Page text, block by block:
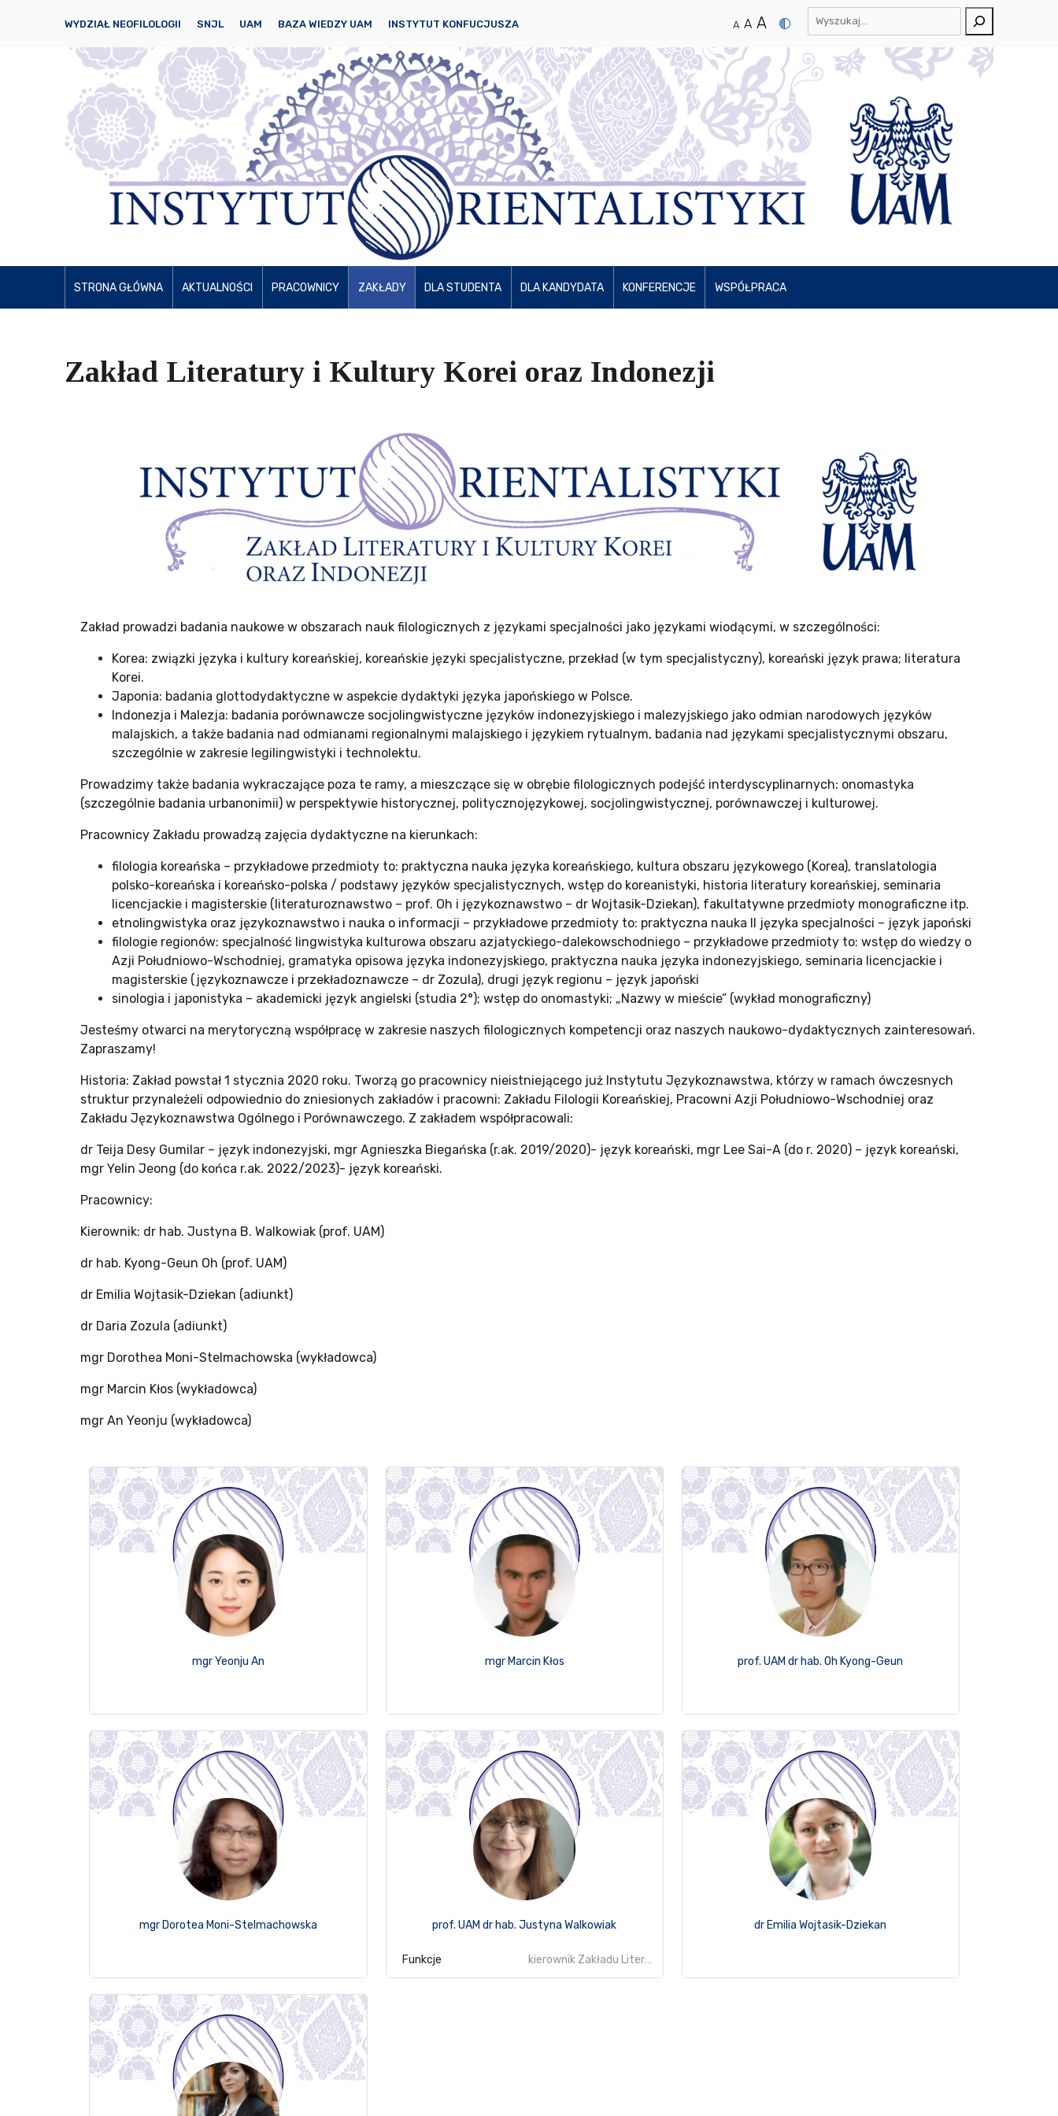
WYDZIAŁ NEOFILOLOGII SNJL UAM BAZA WIEDZY UAM INSTYTUT KONFUCJUSZA A A A
STRONA GŁÓWNA AKTUALNOŚCI PRACOWNICY ZAKŁADY DLA STUDENTA DLA KANDYDATA KONFERENCJE WSPÓŁPRACA
Zakład Literatury i Kultury Korei oraz Indonezji
Zakład prowadzi badania naukowe w obszarach nauk filologicznych z językami specjalności jako językami wiodącymi, w szczególności:
Korea: związki języka i kultury koreańskiej, koreańskie języki specjalistyczne, przekład (w tym specjalistyczny), koreański język prawa; literatura
Korei.
Japonia: badania glottodydaktyczne w aspekcie dydaktyki języka japońskiego w Polsce.
Indonezja i Malezja: badania porównawcze socjolingwistyczne języków indonezyjskiego i malezyjskiego jako odmian narodowych języków
malajskich, a także badania nad odmianami regionalnymi malajskiego i językiem rytualnym, badania nad językami specjalistycznymi obszaru,
szczególnie w zakresie legilingwistyki i technolektu.
Prowadzimy także badania wykraczające poza te ramy, a mieszczące się w obrębie filologicznych podejść interdyscyplinarnych: onomastyka
(szczególnie badania urbanonimii) w perspektywie historycznej, politycznojęzykowej, socjolingwistycznej, porównawczej i kulturowej.
Pracownicy Zakładu prowadzą zajęcia dydaktyczne na kierunkach:
filologia koreańska – przykładowe przedmioty to: praktyczna nauka języka koreańskiego, kultura obszaru językowego (Korea), translatologia
polsko-koreańska i koreańsko-polska / podstawy języków specjalistycznych, wstęp do koreanistyki, historia literatury koreańskiej, seminaria
licencjackie i magisterskie (literaturoznawstwo – prof. Oh i językoznawstwo – dr Wojtasik-Dziekan), fakultatywne przedmioty monograficzne itp.
etnolingwistyka oraz językoznawstwo i nauka o informacji – przykładowe przedmioty to: praktyczna nauka II języka specjalności – język japoński
filologie regionów: specjalność lingwistyka kulturowa obszaru azjatyckiego-dalekowschodniego – przykładowe przedmioty to: wstęp do wiedzy o
Azji Południowo-Wschodniej, gramatyka opisowa języka indonezyjskiego, praktyczna nauka języka indonezyjskiego, seminaria licencjackie i
magisterskie (językoznawcze i przekładoznawcze – dr Zozula), drugi język regionu – język japoński
sinologia i japonistyka – akademicki język angielski (studia 2°); wstęp do onomastyki; „Nazwy w mieście” (wykład monograficzny)
Jesteśmy otwarci na merytoryczną współpracę w zakresie naszych filologicznych kompetencji oraz naszych naukowo-dydaktycznych zainteresowań.
Zapraszamy!
Historia: Zakład powstał 1 stycznia 2020 roku. Tworzą go pracownicy nieistniejącego już Instytutu Językoznawstwa, którzy w ramach ówczesnych
struktur przynależeli odpowiednio do zniesionych zakładów i pracowni: Zakładu Filologii Koreańskiej, Pracowni Azji Południowo-Wschodniej oraz
Zakładu Językoznawstwa Ogólnego i Porównawczego. Z zakładem współpracowali:
dr Teija Desy Gumilar – język indonezyjski, mgr Agnieszka Biegańska (r.ak. 2019/2020)- język koreański, mgr Lee Sai-A (do r. 2020) – język koreański,
mgr Yelin Jeong (do końca r.ak. 2022/2023)- język koreański.
Pracownicy:
Kierownik: dr hab. Justyna B. Walkowiak (prof. UAM)
dr hab. Kyong-Geun Oh (prof. UAM)
dr Emilia Wojtasik-Dziekan (adiunkt)
dr Daria Zozula (adiunkt)
mgr Dorothea Moni-Stelmachowska (wykładowca)
mgr Marcin Kłos (wykładowca)
mgr An Yeonju (wykładowca)
mgr Yeonju An mgr Marcin Kłos prof. UAM dr hab. Oh Kyong-Geun
mgr Dorotea Moni-Stelmachowska prof. UAM dr hab. Justyna Walkowiak
Funkcje kierownik Zakładu Literatury i Kultury Korei oraz Indonezji
dr Emilia Wojtasik-Dziekan